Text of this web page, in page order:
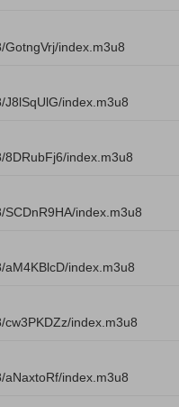
index.m3u8
index.m3u8
index.m3u8
index.m3u8
index.m3u8
index.m3u8
index.m3u8